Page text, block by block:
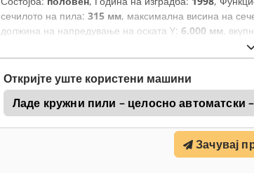
сечилото на пила: 315 мм, максимална висина на
должина на напредување на оската Y: 6.000 мм,
,
на сечење квадратен челик на 90°:1 мм, дијаметар
Откријте уште користени машини
Ладе кружни пили – целосно автоматски
Зачувај